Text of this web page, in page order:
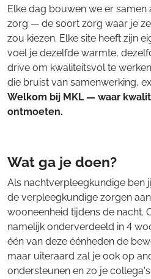
Elke dag bouwen we er
zorg — de soort zorg waar je
zou kiezen. Elke site heeft zijn
voel je dezelfde warmte,
drive om kwaliteitsvol te
die bruist van samenwerking,
Welkom bij MKL — waar
ontmoeten.
Wat ga je doen?
Als nachtverpleegkundige ben
de verpleegkundige zorgen
wooneenheid tijdens de nacht.
namelijk onderverdeeld in 4
één van deze éénheden de
maar uiteraard zal je ook op
ondersteunen en zo je